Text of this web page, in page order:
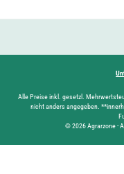
Alle Preise inkl. gesetzl.
nicht anders angegeben.
© 2026 Agrarzone -